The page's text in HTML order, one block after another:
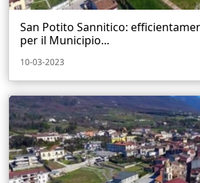
San Potito Sannitico:
per il Municipio...
10-03-2023